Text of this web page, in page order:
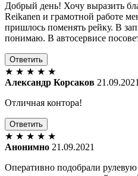
Добрый день! Хочу выразить
Reikanen и грамотной работе
пришлось поменять рейку. В
понимаю. В автосервисе
Ответить
★ ★ ★ ★ ★
Александр Корсаков 21.09.2021
Отличная контора!
Ответить
★ ★ ★ ★ ★
Анонимно 21.09.2021
Оперативно подобрали